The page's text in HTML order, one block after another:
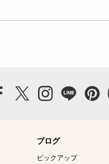
ブログ
ピックアップ